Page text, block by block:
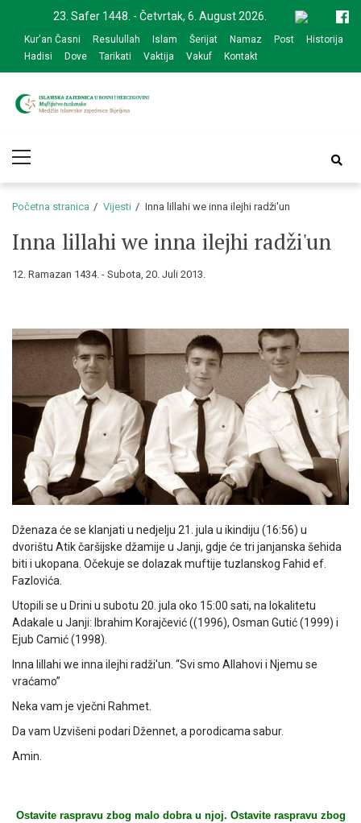
navigation
content
23. Safer 1448. - Četvrtak, 6. August 2026.
Kur'an Časni Resulullah Islam Šerijat Namaz Post
Historija
Hadisi
Dove Tarikati Vaktija Vakuf Kontakt
zajednice Bijeljina
Menu
Početna stranica Vijesti Inna lillahi we inna ilejhi radži'un
Inna lillahi we inna ilejhi radži'un
12. Ramazan 1434. - Subota, 20. Juli 2013.
Dženaza će se klanjati u nedjelju 21. jula u ikindiju (16:56) u
dvorištu Atik čaršijske džamije u Janji, gdje će tri janjanska šehida
biti i ukopana. Očekuje se dolazak muftije tuzlanskog Fahid ef.
Fazlovića.
Utopili se u Drini u subotu 20. jula oko 15:00 sati, na lokalitetu
Adakale u Janji: Ibrahim Korajčević ((1996), Osman Gutić (1999) i
Ejub Camić (1998).
Inna lillahi we inna ilejhi radži'un. “Svi smo Allahovi i Njemu se
vraćamo”
Neka vam je vječni Rahmet.
Da vam Uzvišeni podari Džennet, a porodicama sabur.
Amin.
Ostavite raspravu zbog malo dobra u njoj. Ostavite raspravu zbog